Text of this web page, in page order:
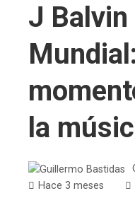
J Balvin
la
Hace 3 meses